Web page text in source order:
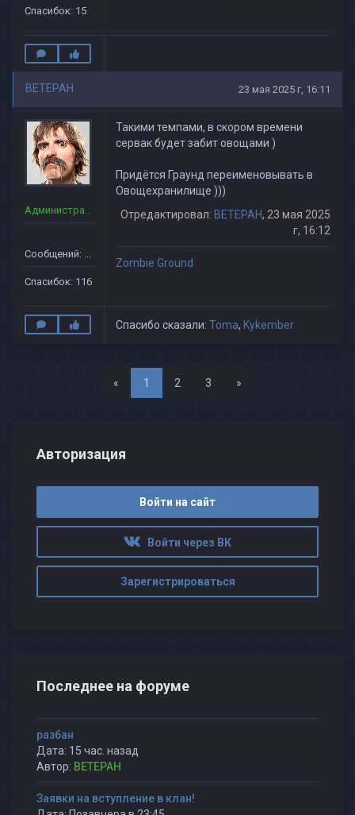
Спасибок: 15
BETEPAH 23 мая 2025 г, 16:11
Администраторы
Сообщений: 139
Спасибок: 116
Такими темпами, в скором времени
сервак будет забит овощами )
Придётся Граунд переименовывать в
Овощехранилище )))
Отредактировал: BETEPAH, 23 мая 2025
г, 16:12
Zombie Ground
Спасибо сказали: Toma, Kykember
« Назад
1 2 3 »
Авторизация
Войти на сайт
Войти через ВК
Зарегистрироваться
Последнее на форуме
разбан
Дата: 15 час. назад
Автор: BETEPAH
Заявки на вступление в клан!